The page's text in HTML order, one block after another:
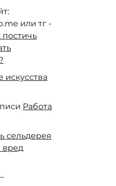
или тг -
постичь
искусства
Работа
сельдерея
вред